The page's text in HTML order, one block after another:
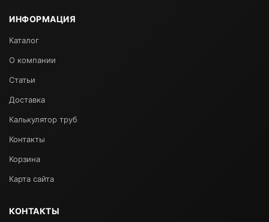
ИНФОРМАЦИЯ
Каталог
О компании
Статьи
Доставка
Калькулятор труб
Контакты
Корзина
Карта сайта
КОНТАКТЫ